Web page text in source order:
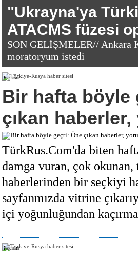
"Ukrayna'ya
ATACMS füzesi
SON GELİŞMELER// Ankara
moratoryum istedi
Реклама
Bir hafta böyle
çıkan
TürkRus.Com'da biten
damga vuran, çok okunan,
haberlerinden bir seçkiyi
sayfanmızda vitrine
içi yoğunluğundan
Реклама